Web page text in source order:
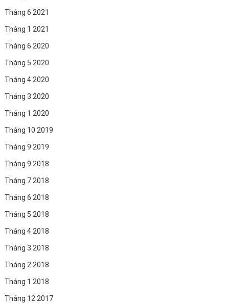
Tháng 6 2021
Tháng 1 2021
Tháng 6 2020
Tháng 5 2020
Tháng 4 2020
Tháng 3 2020
Tháng 1 2020
Tháng 10 2019
Tháng 9 2019
Tháng 9 2018
Tháng 7 2018
Tháng 6 2018
Tháng 5 2018
Tháng 4 2018
Tháng 3 2018
Tháng 2 2018
Tháng 1 2018
Tháng 12 2017